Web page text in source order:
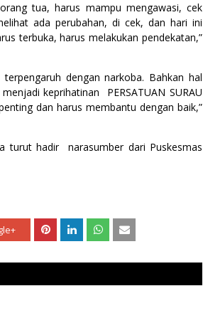
tua, harus mampu mengawasi, cek
ada perubahan, di cek, dan hari ini
terbuka, harus melakukan pendekatan,”
dengan narkoba. Bahkan hal
keprihatinan PERSATUAN SURAU
dan harus membantu dengan baik,”
turut hadir narasumber dari Puskesmas